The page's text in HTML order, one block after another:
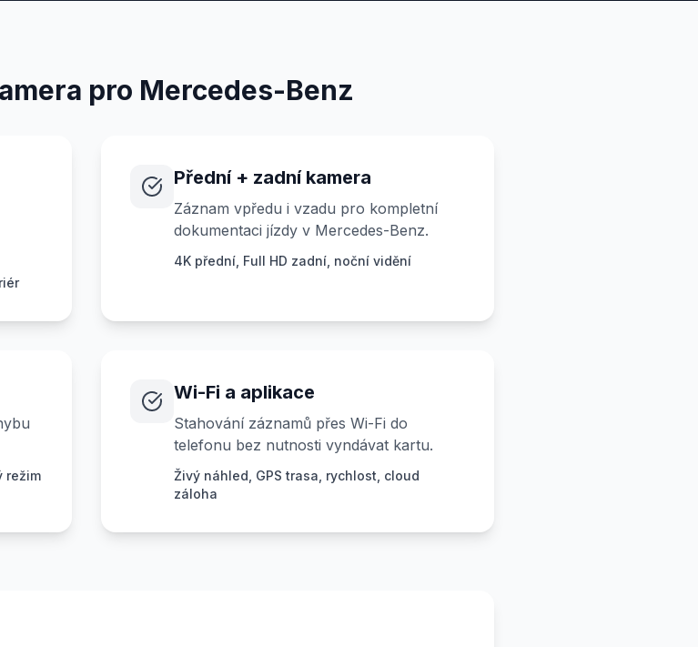
pro Mercedes-Benz
Přední + zadní kamera
Záznam vpředu i vzadu pro kompletní
dokumentaci jízdy v Mercedes-Benz.
4K přední, Full HD zadní, noční vidění
režim
Wi-Fi a aplikace
Stahování záznamů přes Wi-Fi do
telefonu bez nutnosti vyndávat kartu.
Živý náhled, GPS trasa, rychlost, cloud
záloha